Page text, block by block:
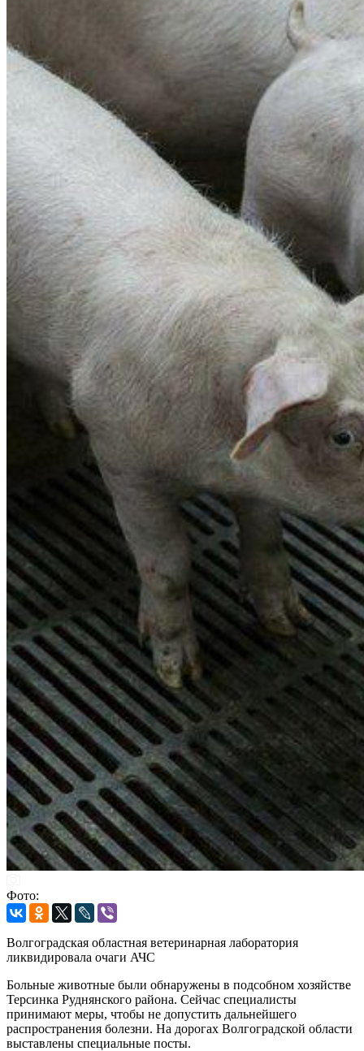
Фото:
Волгоградская областная ветеринарная лаборатория
ликвидировала очаги АЧС
Больные животные были обнаружены в подсобном хозяйстве
Терсинка Руднянского района. Сейчас специалисты
принимают меры, чтобы не допустить дальнейшего
распространения болезни. На дорогах Волгоградской области
выставлены специальные посты.